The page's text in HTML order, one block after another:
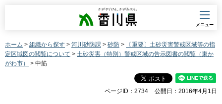
香川県
メニュー
ホーム > 組織から探す > 河川砂防課 > 砂防 >
〔重要〕土砂災害警戒区域等の指
定区域図の閲覧について > 土砂災害（特別）警戒区域の告示図書の閲覧（東か
がわ市）
> 中筋
ページID：2734 公開日：2016年4月1日